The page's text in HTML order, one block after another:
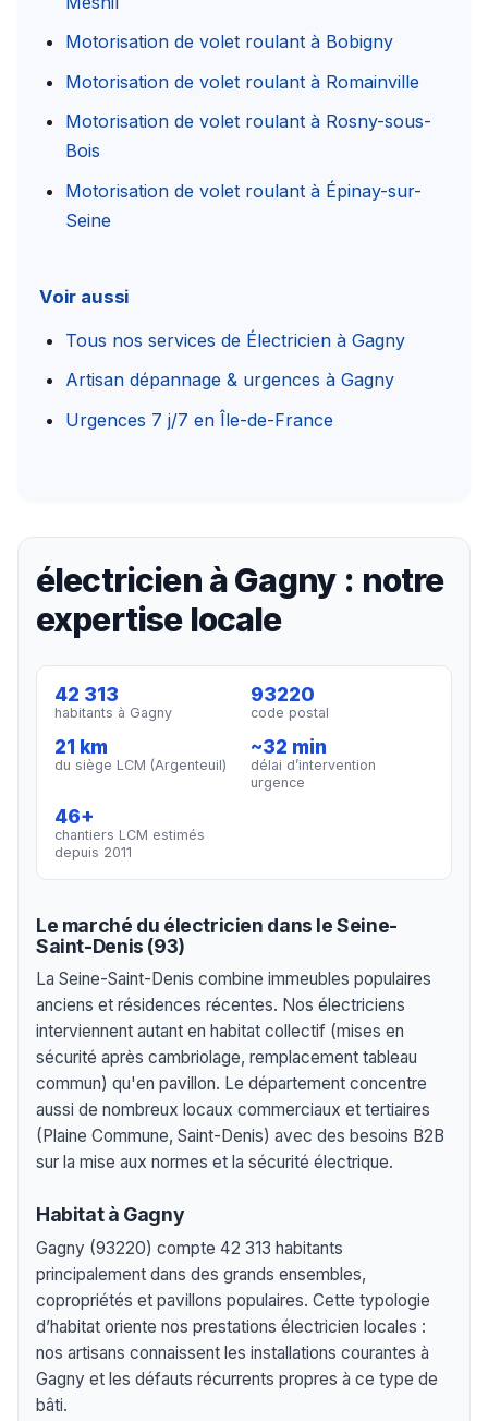
Motorisation de volet roulant à Bobigny
Motorisation de volet roulant à Romainville
Motorisation de volet roulant à Rosny-sous-
Bois
Motorisation de volet roulant à Épinay-sur-
Seine
Voir aussi
Tous nos services de Électricien à Gagny
Artisan dépannage & urgences à Gagny
Urgences 7 j/7 en Île-de-France
électricien à Gagny : notre
expertise locale
42 313
habitants à Gagny
93220
code postal
21 km
du siège LCM (Argenteuil)
~32 min
délai d’intervention
urgence
46+
chantiers LCM estimés
depuis 2011
Le marché du électricien dans le Seine-
Saint-Denis (93)
La Seine-Saint-Denis combine immeubles populaires
anciens et résidences récentes. Nos électriciens
interviennent autant en habitat collectif (mises en
sécurité après cambriolage, remplacement tableau
commun) qu'en pavillon. Le département concentre
aussi de nombreux locaux commerciaux et tertiaires
(Plaine Commune, Saint-Denis) avec des besoins B2B
sur la mise aux normes et la sécurité électrique.
Habitat à Gagny
Gagny (93220) compte 42 313 habitants
principalement dans des grands ensembles,
copropriétés et pavillons populaires. Cette typologie
d’habitat oriente nos prestations électricien locales :
nos artisans connaissent les installations courantes à
Gagny et les défauts récurrents propres à ce type de
bâti.